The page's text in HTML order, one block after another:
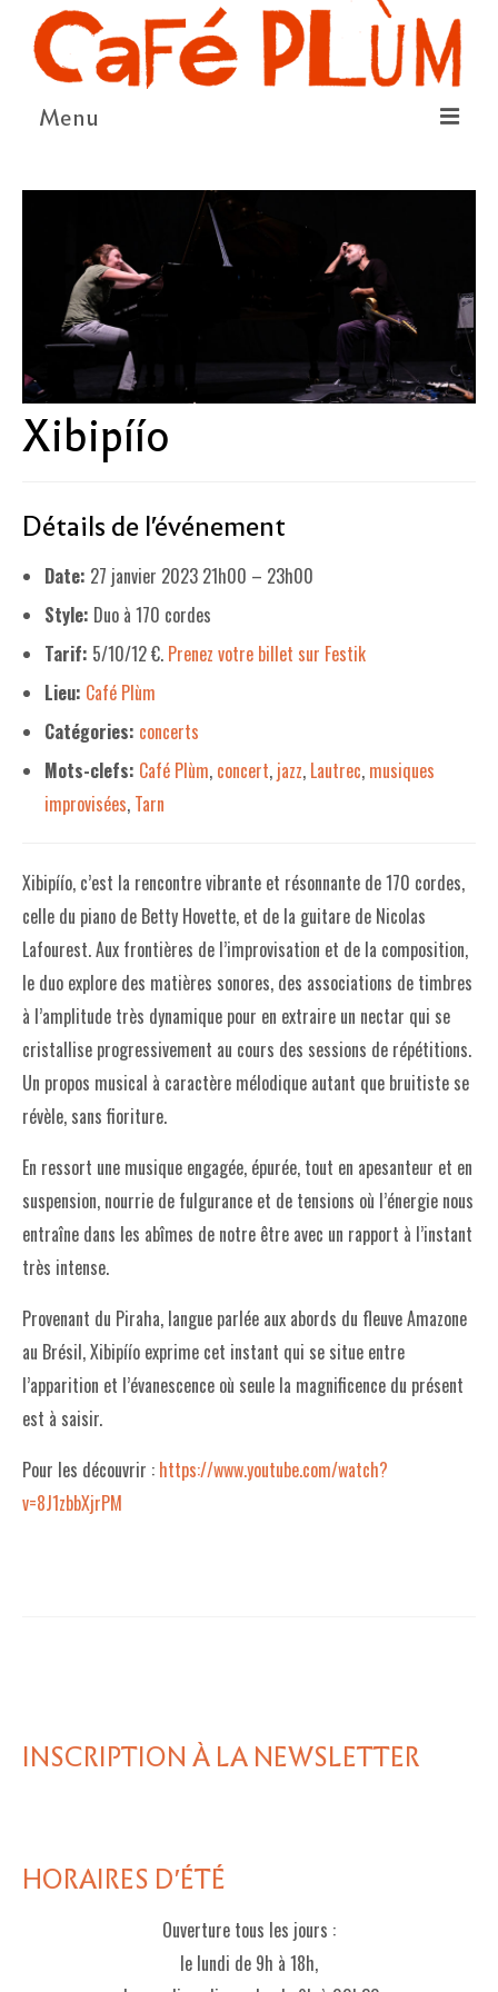
Menu
LA COOPÉRATIVE & L’ASSO
LE CONSEIL COOPÉRATIF
NOUS SOUTENIR
LE PROGRAMME
DÉTAIL DES ÉVÉNEMENTS
LA SAISON CULTURELLE
LE PROJET DE TERRITOIRE
LE CAFÉ/RESTO
LA CARTE
NOS FOURNISSEUR·EUSE·S
LA LIBRAIRIE
UNE LIBRAIRIE INDÉPENDANTE
LES EXPOSITIONS
INFOS & ACCESSIBILITÉ
Xibipíío
Détails de l'événement
Date: 27 janvier 2023 21h00 – 23h00
Style: Duo à 170 cordes
Tarif: 5/10/12 €. Prenez votre billet sur Festik
Lieu: Café Plùm
Catégories: concerts
Mots-clefs: Café Plùm, concert, jazz, Lautrec, musiques
improvisées, Tarn
Xibipíío, c’est la rencontre vibrante et résonnante de 170 cordes,
celle du piano de Betty Hovette, et de la guitare de Nicolas
Lafourest. Aux frontières de l’improvisation et de la composition,
le duo explore des matières sonores, des associations de timbres
à l’amplitude très dynamique pour en extraire un nectar qui se
cristallise progressivement au cours des sessions de répétitions.
Un propos musical à caractère mélodique autant que bruitiste se
révèle, sans fioriture.
En ressort une musique engagée, épurée, tout en apesanteur et en
suspension, nourrie de fulgurance et de tensions où l’énergie nous
entraîne dans les abîmes de notre être avec un rapport à l’instant
très intense.
Provenant du Piraha, langue parlée aux abords du fleuve Amazone
au Brésil, Xibipíío exprime cet instant qui se situe entre
l’apparition et l’évanescence où seule la magnificence du présent
est à saisir.
Pour les découvrir : https://www.youtube.com/watch?
v=8J1zbbXjrPM
INSCRIPTION À LA NEWSLETTER
HORAIRES D'ÉTÉ
Ouverture tous les jours :
le lundi de 9h à 18h,